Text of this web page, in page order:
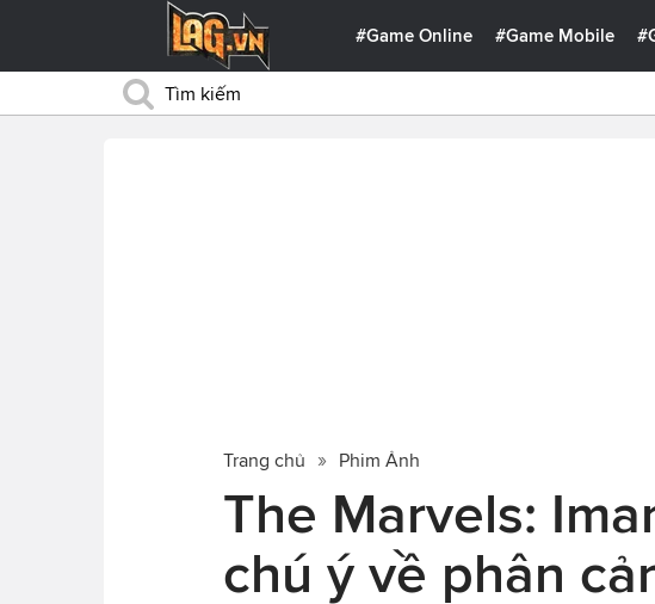
#Game Online #Game Mobile
Trang chủ Phim Ảnh
The Marvels:
chú ý về phân